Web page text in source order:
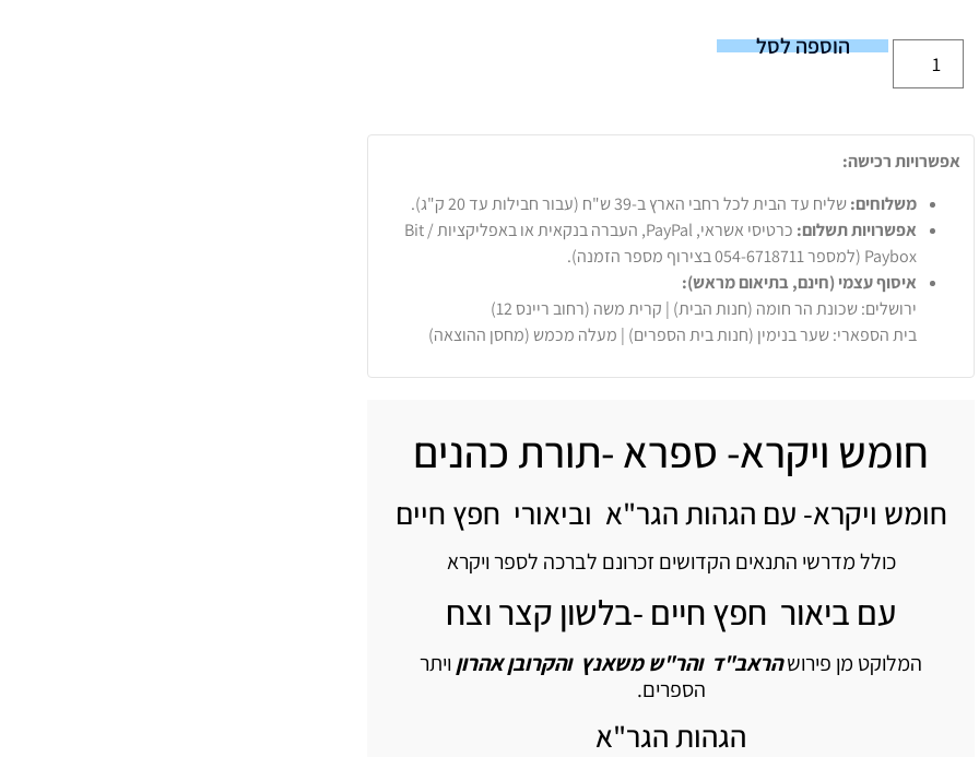
הוספה לסל
אפשרויות רכישה:
משלוחים:שליח עד הבית לכל רחבי הארץ ב-39 ש"ח (עבור חבילות עד 20 ק"ג).
אפשרויות תשלום:
כרטיסי אשראי, PayPal, העברה בנקאית או באפליקציות Bit /
Paybox (למספר 054-6718711 בצירוף מספר הזמנה).
איסוף עצמי (חינם, בתיאום מראש):
ירושלים: שכונת הר חומה (חנות הבית) | קרית משה (רחוב ריינס 12)
בית הספארי: שער בנימין (חנות בית הספרים) | מעלה מכמש (מחסן ההוצאה)
חומש ויקרא- ספרא -תורת כהנים
חומש ויקרא- עם הגהות הגר"א וביאורי חפץ חיים
כולל מדרשי התנאים הקדושים זכרונם לברכה לספר ויקרא
עם ביאור חפץ חיים -בלשון קצר וצח
המלוקט מן פירושהראב"ד והר"ש משאנץ והקרובן אהרוןויתר
הספרים.
הגהות הגר"א